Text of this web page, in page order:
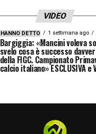
VIDEO
HANNO DETTO 1 settimana ago
Bargiggia: «Mancini voleva
svelo cosa è successo
della FIGC. Campionato
calcio italiano» ESCLUSIVA e